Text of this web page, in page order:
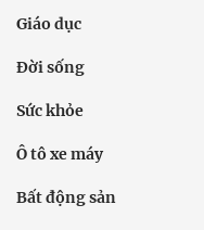
Giáo dục
Đời sống
Sức khỏe
Ô tô xe máy
Bất động sản